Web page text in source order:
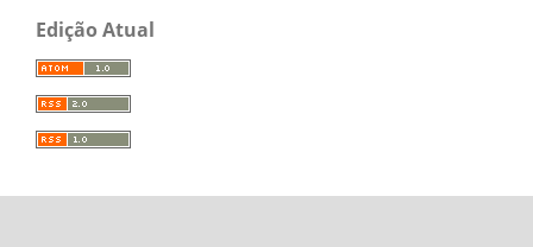
Edição Atual